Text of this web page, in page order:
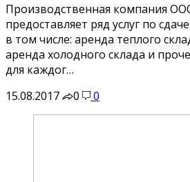
Производственная компания
предоставляет ряд услуг по
в том числе: аренда теплого
аренда холодного склада и
для каждог…
15.08.2017
0 0